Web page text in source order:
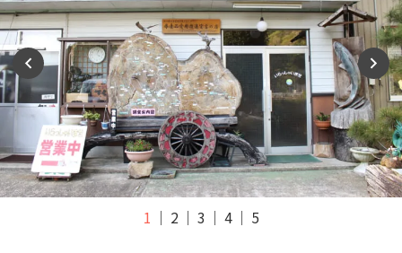
1 2 3 4 5